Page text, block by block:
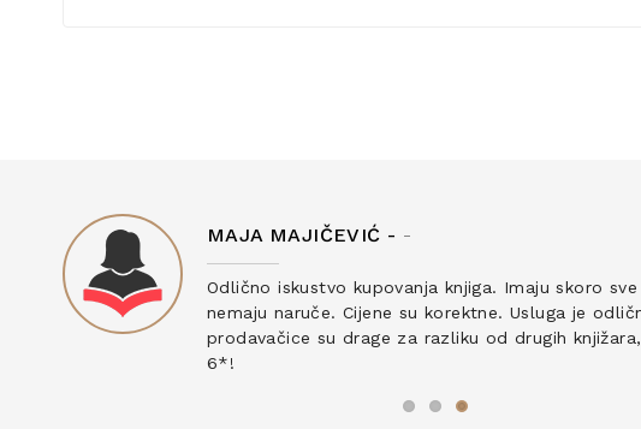
MAJA MAJIČEVIĆ - -
Odlično iskustvo kupovanja knjiga. Imaju skoro
nemaju naruče. Cijene su korektne. Usluga je
prodavačice su drage za razliku od drugih
6*!